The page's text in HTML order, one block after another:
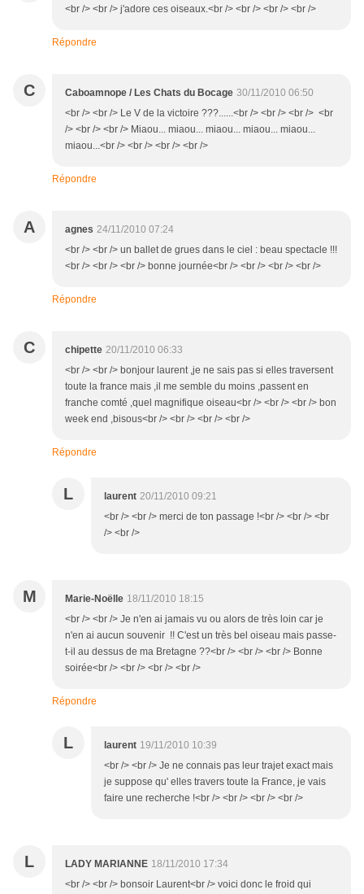
<br /> <br /> j'adore ces oiseaux.<br /> <br /> <br /> <br />
Répondre
C Caboamnope / Les Chats du Bocage 30/11/2010 06:50
<br /> <br /> Le V de la victoire ???......<br /> <br /> <br /> <br
/> <br /> <br /> Miaou... miaou... miaou... miaou... miaou...
miaou...<br /> <br /> <br /> <br />
Répondre
A agnes 24/11/2010 07:24
<br /> <br /> un ballet de grues dans le ciel : beau spectacle !!!
<br /> <br /> <br /> bonne journée<br /> <br /> <br /> <br />
Répondre
C chipette 20/11/2010 06:33
<br /> <br /> bonjour laurent ,je ne sais pas si elles traversent
toute la france mais ,il me semble du moins ,passent en
franche comté ,quel magnifique oiseau<br /> <br /> <br /> bon
week end ,bisous<br /> <br /> <br /> <br />
Répondre
L laurent 20/11/2010 09:21
<br /> <br /> merci de ton passage !<br /> <br /> <br
/> <br />
M Marie-Noëlle 18/11/2010 18:15
<br /> <br /> Je n'en ai jamais vu ou alors de très loin car je
n'en ai aucun souvenir !! C'est un très bel oiseau mais passe-
t-il au dessus de ma Bretagne ??<br /> <br /> <br /> Bonne
soirée<br /> <br /> <br /> <br />
Répondre
L laurent 19/11/2010 10:39
<br /> <br /> Je ne connais pas leur trajet exact mais
je suppose qu' elles travers toute la France, je vais
faire une recherche !<br /> <br /> <br /> <br />
L LADY MARIANNE 18/11/2010 17:34
<br /> <br /> bonsoir Laurent<br /> voici donc le froid qui